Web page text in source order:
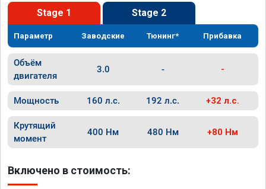
Stage 1 Stage 2
Параметр Заводские Тюнинг* Прибавка
Объём
двигателя
3.0 - -
Мощность 160 л.с. 192 л.с. +32 л.с.
Крутящий
момент
400 Нм 480 Нм +80 Нм
Включено в стоимость: